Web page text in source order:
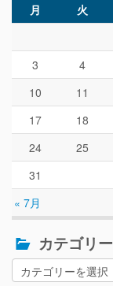
月 火
« 7月
3
4
10
11
17
18
24
25
31
カテゴリー